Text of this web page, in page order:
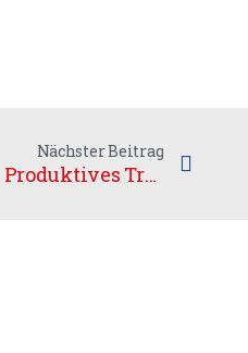
Nächster Beitrag
Produktives Trainingslager der Herren-Nationalmannschaft